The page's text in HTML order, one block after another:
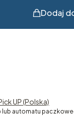
Dodaj
UP (Polska)
lub automatu